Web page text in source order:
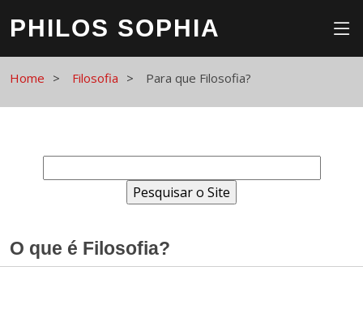
PHILOS SOPHIA
Home Filosofia Para que Filosofia?
O que é Filosofia?